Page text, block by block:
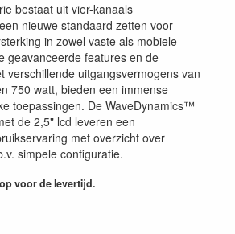
bestaat uit vier-kanaals
nieuwe standaard zetten voor
in zowel vaste als mobiele
geavanceerde features en de
verschillende uitgangsvermogens van
750 watt, bieden een immense
toepassingen. De WaveDynamics™
de 2,5" lcd leveren een
met overzicht over
simpele configuratie.
voor de levertijd.